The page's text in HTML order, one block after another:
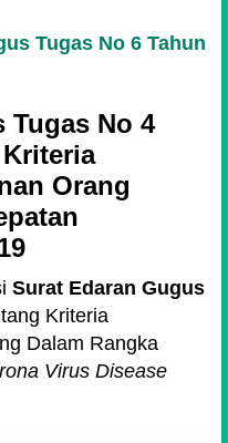
Tugas No 6 Tahun
Tugas No 4
Orang
Surat Edaran Gugus
Kriteria
Dalam Rangka
Virus Disease